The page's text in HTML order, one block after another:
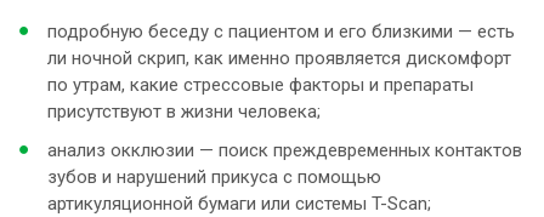
подробную беседу с пациентом и его близкими — есть
ли ночной скрип, как именно проявляется дискомфорт
по утрам, какие стрессовые факторы и препараты
присутствуют в жизни человека;
анализ окклюзии — поиск преждевременных контактов
зубов и нарушений прикуса с помощью
артикуляционной бумаги или системы T-Scan;